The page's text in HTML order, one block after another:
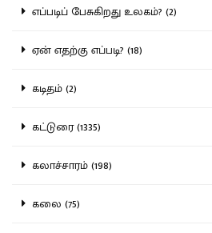
எப்படிப் பேசுகிறது உலகம்? (2)
ஏன் எதற்கு எப்படி? (18)
கடிதம் (2)
கட்டுரை (1335)
கலாச்சாரம் (198)
கலை (75)